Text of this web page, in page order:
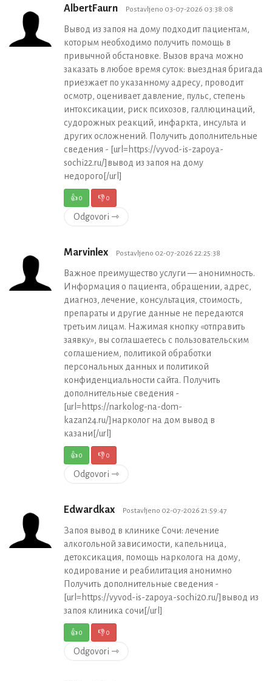
AlbertFaurn Postavljeno 03-07-2026 03:38:08
Вывод из запоя на дому подходит пациентам,
которым необходимо получить помощь в
привычной обстановке. Вызов врача можно
заказать в любое время суток: выездная бригада
приезжает по указанному адресу, проводит
осмотр, оценивает давление, пульс, степень
интоксикации, риск психозов, галлюцинаций,
судорожных реакций, инфаркта, инсульта и
других осложнений. Получить дополнительные
сведения - [url=https://vyvod-is-zapoya-
sochi22.ru/]вывод из запоя на дому
недорого[/url]
👍0 👎0
Odgovori ⇾
Marvinlex Postavljeno 02-07-2026 22:25:38
Важное преимущество услуги — анонимность.
Информация о пациента, обращении, адрес,
диагноз, лечение, консультация, стоимость,
препараты и другие данные не передаются
третьим лицам. Нажимая кнопку «отправить
заявку», вы соглашаетесь с пользовательским
соглашением, политикой обработки
персональных данных и политикой
конфиденциальности сайта. Получить
дополнительные сведения -
[url=https://narkolog-na-dom-
kazan24.ru/]нарколог на дом вывод в
казани[/url]
👍0 👎0
Odgovori ⇾
Edwardkax Postavljeno 02-07-2026 21:59:47
Запоя вывод в клинике Сочи: лечение
алкогольной зависимости, капельница,
детоксикация, помощь нарколога на дому,
кодирование и реабилитация анонимно
Получить дополнительные сведения -
[url=https://vyvod-is-zapoya-sochi20.ru/]вывод из
запоя клиника сочи[/url]
👍0 👎0
Odgovori ⇾